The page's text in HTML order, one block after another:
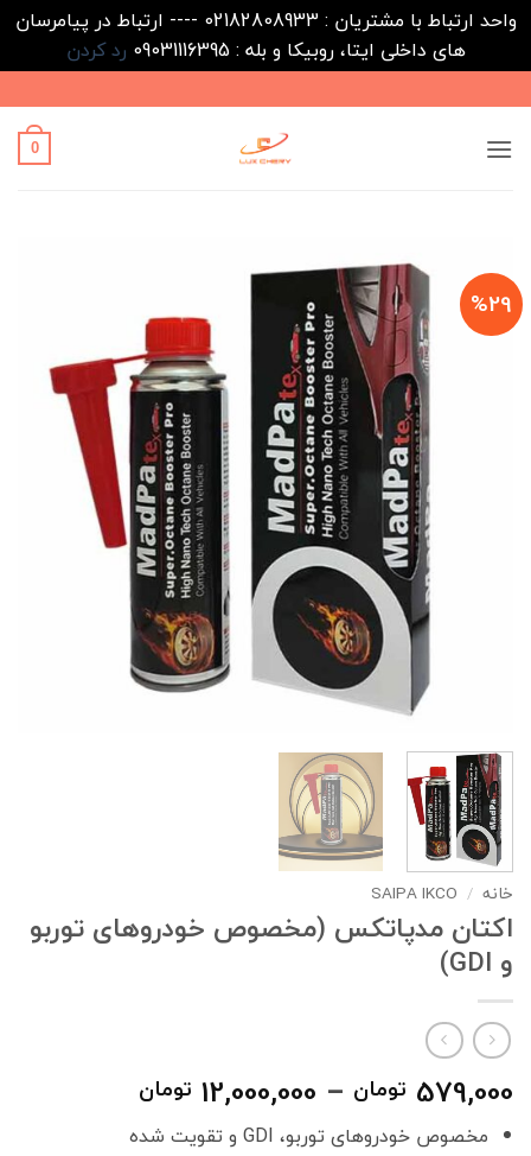
واحد ارتباط با مشتریان : 02182808933 ---- ارتباط در پیامرسان
های داخلی ایتا، روبیکا و بله : 09031116395
رد کردن
to
content
0
%29
خانه /
SAIPA IKCO
اکتان مدپاتکس (مخصوص خودروهای توربو
و GDI)
579,000 تومان –
12,000,000 تومان
قیمت:
مخصوص خودروهای توربو، GDI و تقویت شده